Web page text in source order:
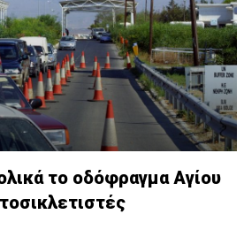
το οδόφραγμα Αγίου